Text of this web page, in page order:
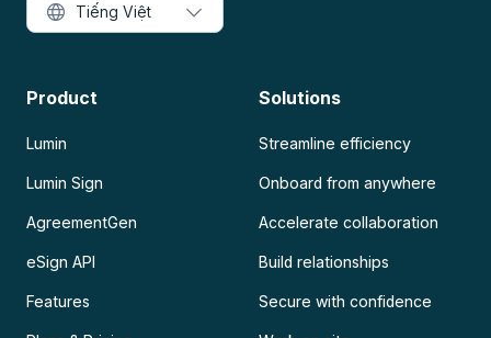
Product
Lumin
Lumin Sign
AgreementGen
eSign API
Features
Solutions
Streamline efficiency
Onboard from anywhere
Accelerate collaboration
Build relationships
Secure with confidence
Tiếng Việt